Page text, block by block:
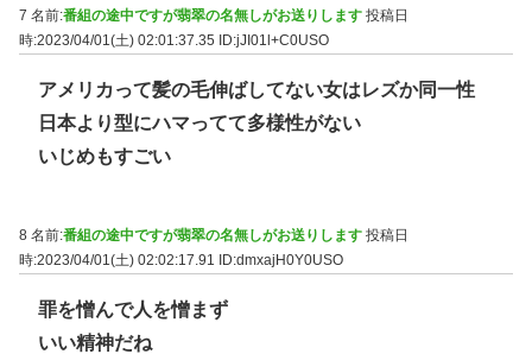
7 名前:番組の途中ですが翡翠の名無しがお送りします 投稿日
時:2023/04/01(土) 02:01:37.35
ID:jJI01l+C0USO
アメリカって髪の毛伸ばしてない女はレズか同一性
日本より型にハマってて多様性がない
いじめもすごい
8 名前:番組の途中ですが翡翠の名無しがお送りします 投稿日
時:2023/04/01(土) 02:02:17.91 ID:dmxajH0Y0USO
罪を憎んで人を憎まず
いい精神だね